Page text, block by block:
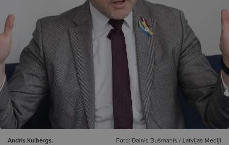
Andris Kulbergs. Foto: Dainis Bušmanis / Latvijas Mediji